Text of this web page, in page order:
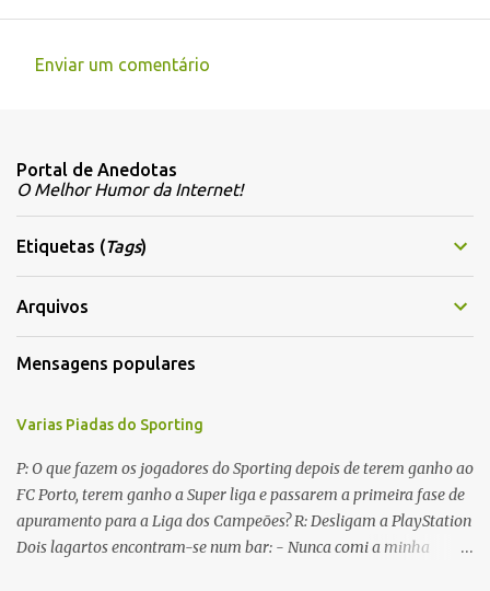
e
n
t
á
r
i
o
Enviar um comentário
Portal de Anedotas
O Melhor Humor da Internet!
Etiquetas (Tags)
Arquivos
Mensagens populares
Varias Piadas do Sporting
P: O que fazem os jogadores do Sporting depois de terem ganho ao
FC Porto, terem ganho a Super liga e passarem a primeira fase de
apuramento para a Liga dos Campeões? R: Desligam a PlayStation
Dois lagartos encontram-se num bar: - Nunca comi a minha